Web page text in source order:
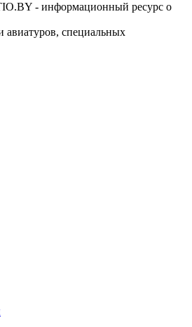
- информационный ресурс о
специальных